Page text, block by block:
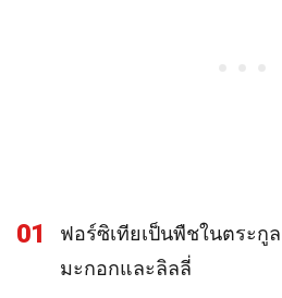
01
ฟอร์ซิเทียเป็นพืชในตระกู
มะกอกและลิลลี่